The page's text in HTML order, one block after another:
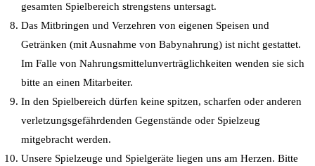
gesamten Spielbereich strengstens untersagt.
Das Mitbringen und Verzehren von eigenen Speisen und
Getränken (mit Ausnahme von Babynahrung) ist nicht gestattet.
Im Falle von Nahrungsmittelunverträglichkeiten wenden sie sich
bitte an einen Mitarbeiter.
In den Spielbereich dürfen keine spitzen, scharfen oder anderen
verletzungsgefährdenden Gegenstände oder Spielzeug
mitgebracht werden.
Unsere Spielzeuge und Spielgeräte liegen uns am Herzen. Bitte